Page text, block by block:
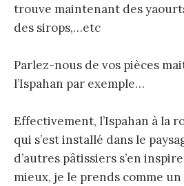
trouve maintenant des
des sirops,…etc
Parlez-nous de vos pièces
l’Ispahan par exemple…
Effectivement, l’Ispahan à la
qui s’est installé dans le
d’autres pâtissiers s’en
mieux, je le prends comme